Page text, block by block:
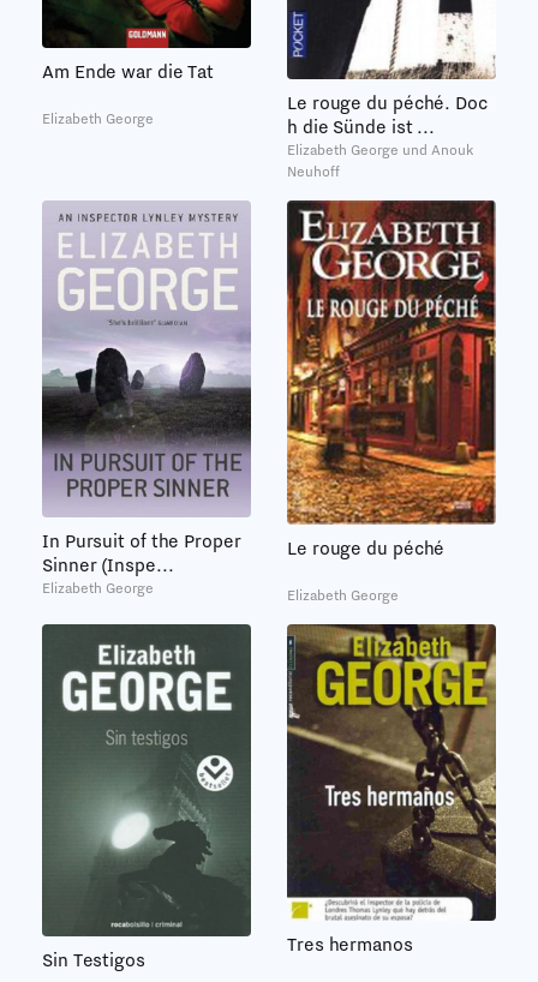
Am Ende war die Tat
Elizabeth George
Le rouge du péché. Doc
h die Sünde ist ...
Elizabeth George und Anouk
Neuhoff
In Pursuit of the Proper
Sinner (Inspe...
Elizabeth George
Le rouge du péché
Elizabeth George
Sin Testigos
Tres hermanos